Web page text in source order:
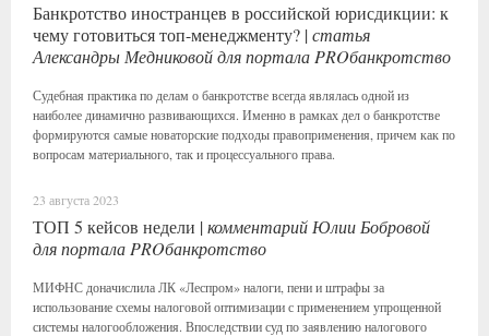
Банкротство иностранцев в российской юрисдикции: к
чему готовиться топ-менеджменту? |статья
Александры Медниковой для портала PROбанкротство
Судебная практика по делам о банкротстве всегда являлась одной из
наиболее динамично развивающихся. Именно в рамках дел о банкротстве
формируются самые новаторские подходы правоприменения, причем как по
вопросам материального, так и процессуального права.
23 августа 2023
ТОП 5 кейсов недели |комментарий Юлии Бобровой
для портала PROбанкротство
МИФНС доначислила ЛК «Леспром» налоги, пени и штрафы за
использование схемы налоговой оптимизации с применением упрощенной
системы налогообложения. Впоследствии суд по заявлению налогового